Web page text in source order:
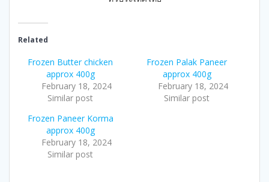
Related
Frozen Butter chicken
approx 400g
February 18, 2024
Similar post
Frozen Palak Paneer
approx 400g
February 18, 2024
Similar post
Frozen Paneer Korma
approx 400g
February 18, 2024
Similar post